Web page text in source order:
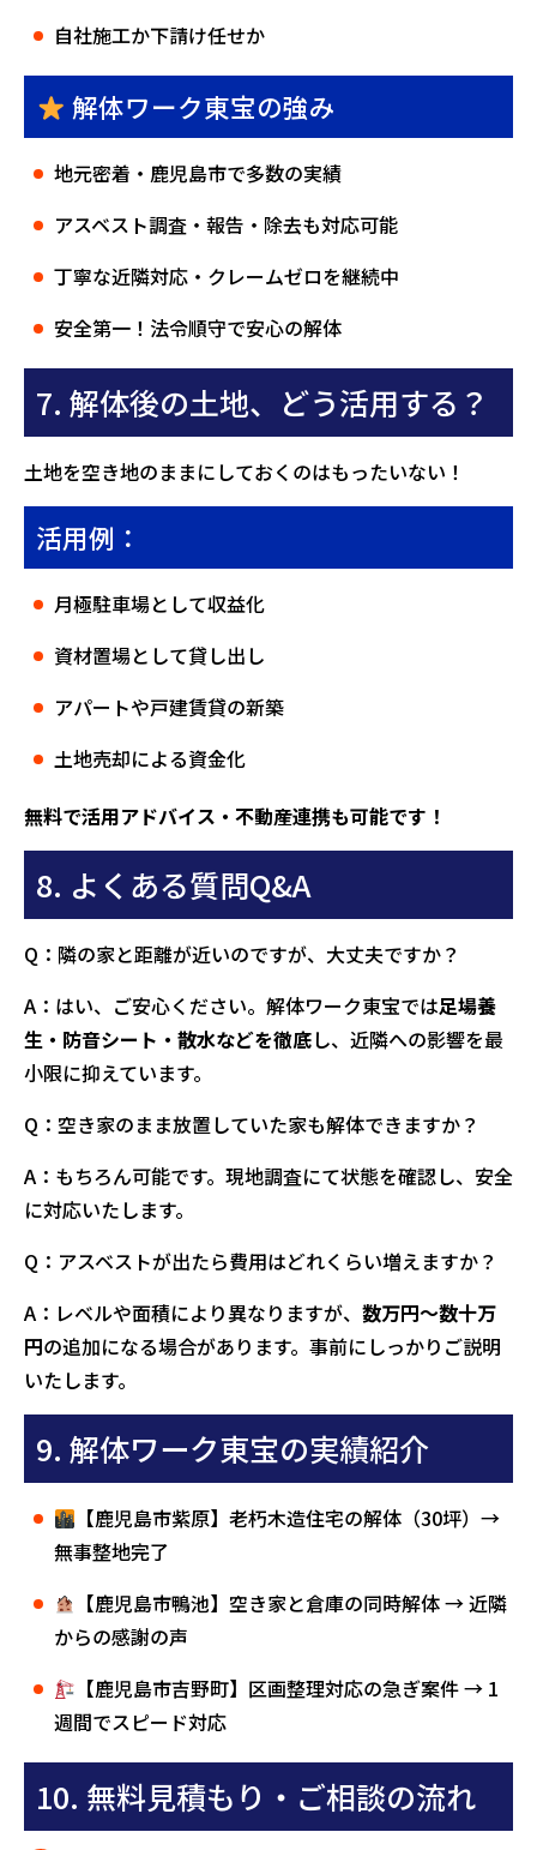
自社施工か下請け任せか
解体ワーク東宝の強み
地元密着・鹿児島市で多数の実績
アスベスト調査・報告・除去も対応可能
丁寧な近隣対応・クレームゼロを継続中
安全第一！法令順守で安心の解体
7. 解体後の土地、どう活用する？
土地を空き地のままにしておくのはもったいない！
活用例：
月極駐車場として収益化
資材置場として貸し出し
アパートや戸建賃貸の新築
土地売却による資金化
無料で活用アドバイス・不動産連携も可能です！
8. よくある質問Q&A
Q：隣の家と距離が近いのですが、大丈夫ですか？
A：はい、ご安心ください。解体ワーク東宝では足場養
生・防音シート・散水などを徹底し、近隣への影響を最
小限に抑えています。
Q：空き家のまま放置していた家も解体できますか？
A：もちろん可能です。現地調査にて状態を確認し、安全
に対応いたします。
Q：アスベストが出たら費用はどれくらい増えますか？
A：レベルや面積により異なりますが、 数万円〜数十万
円の追加になる場合があります。事前にしっかりご説明
いたします。
9. 解体ワーク東宝の実績紹介
【鹿児島市紫原】老朽木造住宅の解体（30坪）→
無事整地完了
【鹿児島市鴨池】空き家と倉庫の同時解体 → 近隣
からの感謝の声
【鹿児島市吉野町】区画整理対応の急ぎ案件 → 1
週間でスピード対応
10. 無料見積もり・ご相談の流れ